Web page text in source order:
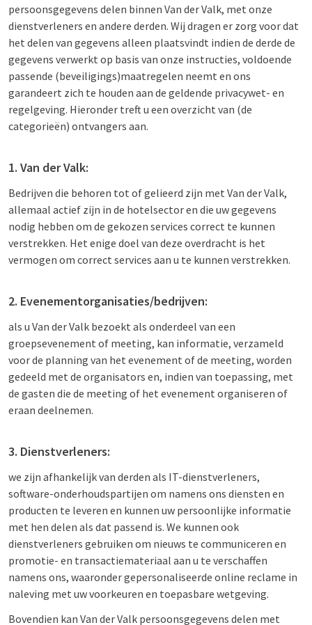
persoonsgegevens delen binnen Van der Valk, met onze
dienstverleners en andere derden. Wij dragen er zorg voor dat
het delen van gegevens alleen plaatsvindt indien de derde de
gegevens verwerkt op basis van onze instructies, voldoende
passende (beveiligings)maatregelen neemt en ons
garandeert zich te houden aan de geldende privacywet- en
regelgeving. Hieronder treft u een overzicht van (de
categorieën) ontvangers aan.
1. Van der Valk:
Bedrijven die behoren tot of gelieerd zijn met Van der Valk,
allemaal actief zijn in de hotelsector en die uw gegevens
nodig hebben om de gekozen services correct te kunnen
verstrekken. Het enige doel van deze overdracht is het
vermogen om correct services aan u te kunnen verstrekken.
2. Evenementorganisaties/bedrijven:
als u Van der Valk bezoekt als onderdeel van een
groepsevenement of meeting, kan informatie, verzameld
voor de planning van het evenement of de meeting, worden
gedeeld met de organisators en, indien van toepassing, met
de gasten die de meeting of het evenement organiseren of
eraan deelnemen.
3. Dienstverleners:
we zijn afhankelijk van derden als IT-dienstverleners,
software-onderhoudspartijen om namens ons diensten en
producten te leveren en kunnen uw persoonlijke informatie
met hen delen als dat passend is. We kunnen ook
dienstverleners gebruiken om nieuws te communiceren en
promotie- en transactiemateriaal aan u te verschaffen
namens ons, waaronder gepersonaliseerde online reclame in
naleving met uw voorkeuren en toepasbare wetgeving.
Bovendien kan Van der Valk persoonsgegevens delen met